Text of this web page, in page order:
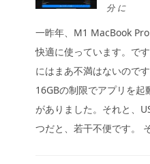
分 に
一昨年、M1 MacBook Pro
快適に使っています。で
にはまあ不満はないので
16GBの制限でアプリを起
がありました。それと、
つだと、若干不便です。